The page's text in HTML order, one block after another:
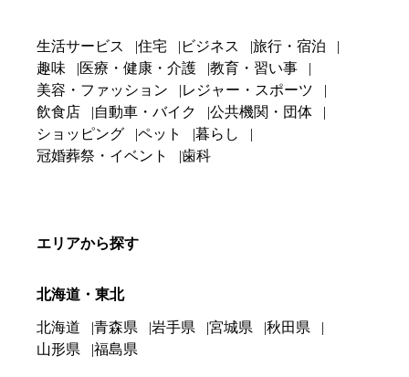
生活サービス 住宅 ビジネス
旅行・宿泊
趣味
医療・健康・介護
教育・習い事
美容・ファッション
レジャー・スポーツ
飲食店
自動車・バイク
公共機関・団体
ショッピング
ペット
暮らし
冠婚葬祭・イベント
歯科
エリアから探す
北海道・東北
北海道 青森県 岩手県 宮城県
秋田県
山形県
福島県